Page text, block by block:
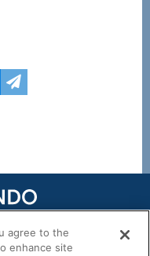
Paris
agree to the
enhance site